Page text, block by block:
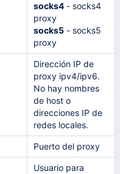
socks4 - socks4
proxy
socks5 - socks5
proxy
Dirección IP de
proxy ipv4/ipv6.
No hay nombres
de host o
direcciones IP de
redes locales.
Puerto del proxy
Usuario para